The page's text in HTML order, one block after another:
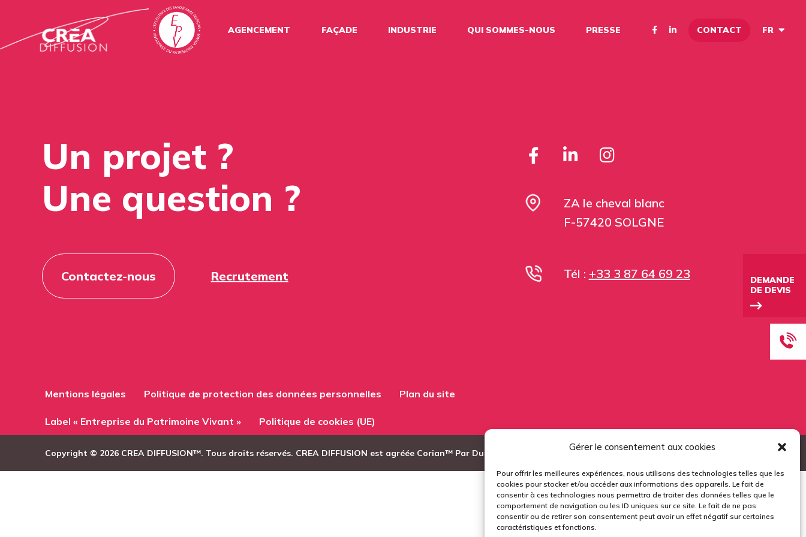
Gérer le consentement aux cookies
Pour offrir les meilleures expériences, nous utilisons des technologies telles que les
cookies pour stocker et/ou accéder aux informations des appareils. Le fait de
consentir à ces technologies nous permettra de traiter des données telles que le
comportement de navigation ou les ID uniques sur ce site. Le fait de ne pas
consentir ou de retirer son consentement peut avoir un effet négatif sur certaines
caractéristiques et fonctions.
AGENCEMENT FAÇADE INDUSTRIE QUI SOMMES-NOUS PRESSE CONTACT FR
DEMANDE
DE DEVIS
Un projet ?
Une question ?
Contactez-nous Recrutement
ZA le cheval blanc
F-57420 SOLGNE
Tél : +33 3 87 64 69 23
Mentions légales Politique de protection des données personnelles Plan du site
Label « Entreprise du Patrimoine Vivant » Politique de cookies (UE)
Copyright © 2026 CREA DIFFUSION™. Tous droits réservés. CREA DIFFUSION est agréée Corian™ Par Dupont de Nemours™ sous le n°0117